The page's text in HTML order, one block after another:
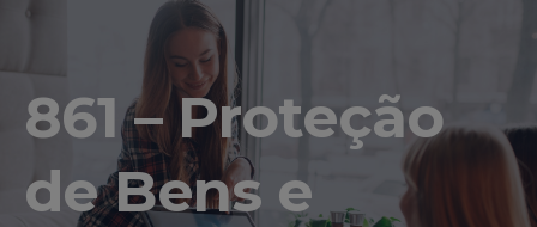
861 – Proteção
de Bens e